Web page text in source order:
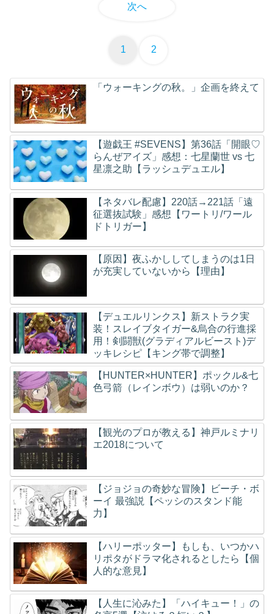
次へ
1 2
「ウォーキングの秋。」企画を終えて
【遊戯王 #SEVENS】第36話「開眼♡
らんぜアイズ」感想：七星蘭世 vs 七
星凛之助【ラッシュデュエル】
【ネタバレ配慮】220話→221話「遠
征選抜試験」感想【ワートリ/ワール
ドトリガー】
【原因】夜ふかししてしまうのは1日
が充実していないから【理由】
【デュエルリンクス】新ストラク実
装！スレイブタイガー&烏合の行進採
用！剣闘獣(グラディアルビースト)デ
ッキレシピ【キング帯で調整】
【HUNTER×HUNTER】ポックル&七
色弓箭（レインボウ）は弱いのか？
【観光のプロが教える】神戸ルミナリ
エ2018について
【ジョジョの奇妙な冒険】ビーチ・ボ
ーイ 最強説【ペッシのスタンド能
力】
【ハリーポッター】もしも、いつかハ
リポタがドラマ化されるとしたら【個
人的な意見】
【人生に沁みた】「ハイキュー！」の